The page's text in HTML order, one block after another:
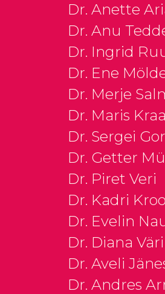
Dr. Anette
Dr. Anu
Dr. Ingrid
Dr. Ene
Dr. Merje
Dr. Maris
Dr. Sergei
Dr. Getter
Dr. Piret Veri
Dr. Kadri
Dr. Evelin
Dr. Diana
Dr. Aveli
Dr. Andres